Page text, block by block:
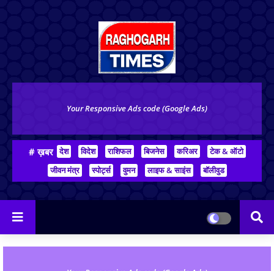
Your Responsive Ads code (Google Ads)
# ख़बर देश विदेश राशिफल बिजनेस करिअर
टेक & ऑटो
जीवन मंत्र
स्पोर्ट्स वुमन लाइफ & साइंस बॉलीवुड